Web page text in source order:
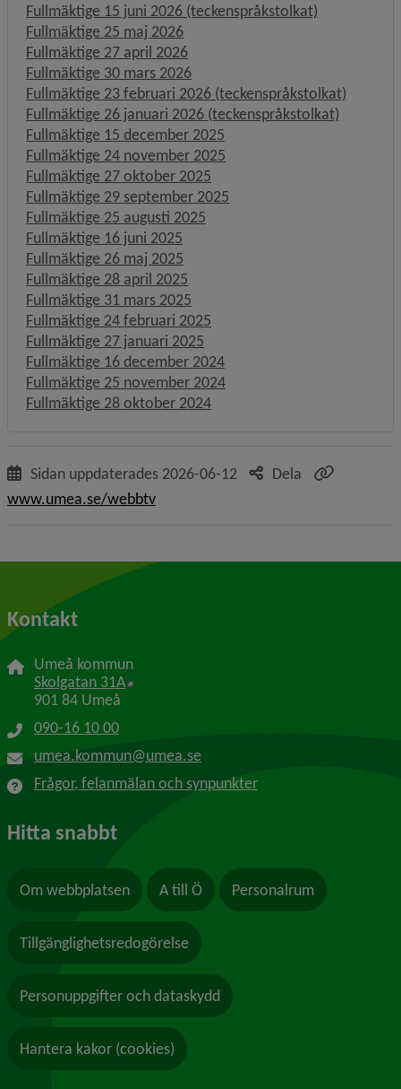
Fullmäktige 15 juni 2026 (teckenspråkstolkat)
Fullmäktige 25 maj 2026
Fullmäktige 27 april 2026
Fullmäktige 30 mars 2026
Fullmäktige 23 februari 2026 (teckenspråkstolkat)
Fullmäktige 26 januari 2026 (teckenspråkstolkat)
Fullmäktige 15 december 2025
Fullmäktige 24 november 2025
Fullmäktige 27 oktober 2025
Fullmäktige 29 september 2025
Fullmäktige 25 augusti 2025
Fullmäktige 16 juni 2025
Fullmäktige 26 maj 2025
Fullmäktige 28 april 2025
Fullmäktige 31 mars 2025
Fullmäktige 24 februari 2025
Fullmäktige 27 januari 2025
Fullmäktige 16 december 2024
Fullmäktige 25 november 2024
Fullmäktige 28 oktober 2024
Sidan uppdaterades 2026-06-12
Dela
www.umea.se/webbtv
Kontakt
Umeå kommun
Skolgatan 31A Länk till annan webbplats, öppnas i nytt
901 84 Umeå
090-16 10 00
umea.kommun@umea.se
Frågor, felanmälan och synpunkter
Hitta snabbt
Om webbplatsen A till Ö Personalrum
Tillgänglighetsredogörelse
Personuppgifter och dataskydd
Hantera kakor (cookies)